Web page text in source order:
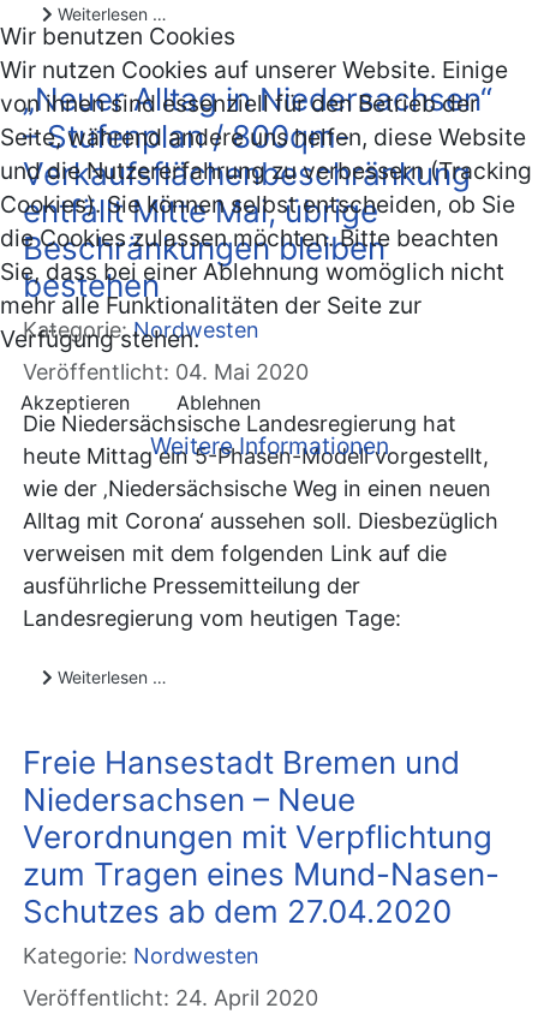
Weiterlesen …
„Neuer Alltag in Niedersachsen“
– Stufenplan / 800qm-
Verkaufsflächenbeschränkung
entfällt Mitte Mai, übrige
Beschränkungen bleiben
bestehen
Kategorie:Nordwesten
Veröffentlicht: 04. Mai 2020
Die Niedersächsische Landesregierung hat
heute Mittag ein 5-Phasen-Modell vorgestellt,
wie der ‚Niedersächsische Weg in einen neuen
Alltag mit Corona‘ aussehen soll. Diesbezüglich
verweisen mit dem folgenden Link auf die
ausführliche Pressemitteilung der
Landesregierung vom heutigen Tage:
Weiterlesen …
Freie Hansestadt Bremen und
Niedersachsen – Neue
Verordnungen mit Verpflichtung
zum Tragen eines Mund-Nasen-
Schutzes ab dem 27.04.2020
Kategorie: Nordwesten
Veröffentlicht: 24. April 2020
Wir benutzen Cookies
Wir nutzen Cookies auf unserer Website. Einige
von ihnen sind essenziell für den Betrieb der
Seite, während andere uns helfen, diese Website
und die Nutzererfahrung zu verbessern (Tracking
Cookies). Sie können selbst entscheiden, ob Sie
die Cookies zulassen möchten. Bitte beachten
Sie, dass bei einer Ablehnung womöglich nicht
mehr alle Funktionalitäten der Seite zur
Verfügung stehen.
Akzeptieren Ablehnen
Weitere Informationen